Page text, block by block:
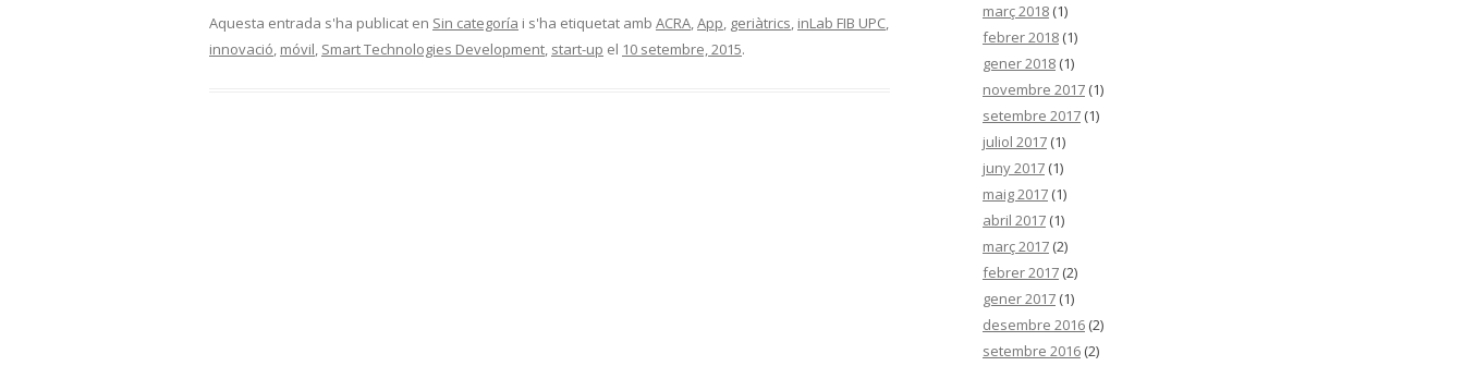
Aquesta entrada s'ha publicat en Sin categoría i s'ha etiquetat amb ACRA,App, geriàtrics, inLab FIB UPC,
innovació, móvil, Smart Technologies Development, start-up el 10 setembre, 2015.
març 2018 (1)
febrer 2018 (1)
gener 2018 (1)
novembre 2017 (1)
setembre 2017 (1)
juliol 2017 (1)
juny 2017 (1)
maig 2017 (1)
abril 2017 (1)
març 2017 (2)
febrer 2017 (2)
gener 2017 (1)
desembre 2016 (2)
setembre 2016 (2)